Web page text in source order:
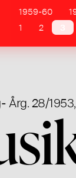
1959-60
1
2
- Årg. 28/